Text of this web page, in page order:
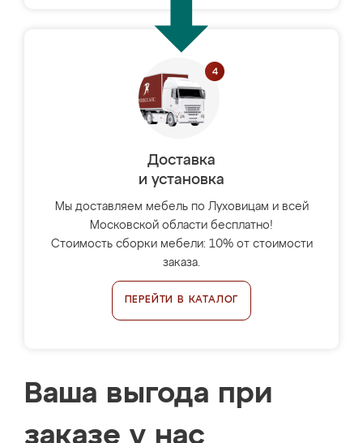
Доставка
и установка
Мы доставляем мебель по Луховицам и всей
Московской области бесплатно!
Стоимость сборки мебели: 10% от стоимости
заказа.
ПЕРЕЙТИ В КАТАЛОГ
Ваша выгода при
заказе у нас